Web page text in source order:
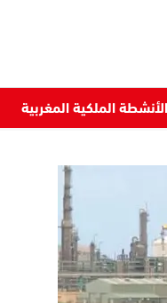
الأنشطة الملكية المغربية